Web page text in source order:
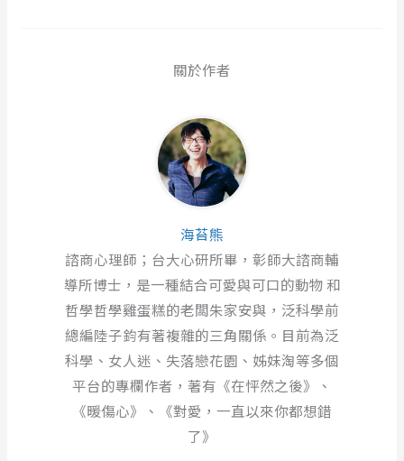
關於作者
海苔熊
諮商心理師；台大心研所畢，彰師大諮商輔
導所博士，是一種結合可愛與可口的動物 和
哲學哲學雞蛋糕的老闆朱家安與，泛科學前
總編陸子鈞有著複雜的三角關係。目前為泛
科學、女人迷、失落戀花園、姊妹淘等多個
平台的專欄作者，著有《在怦然之後》、
《暖傷心》、《對愛，一直以來你都想錯
了》